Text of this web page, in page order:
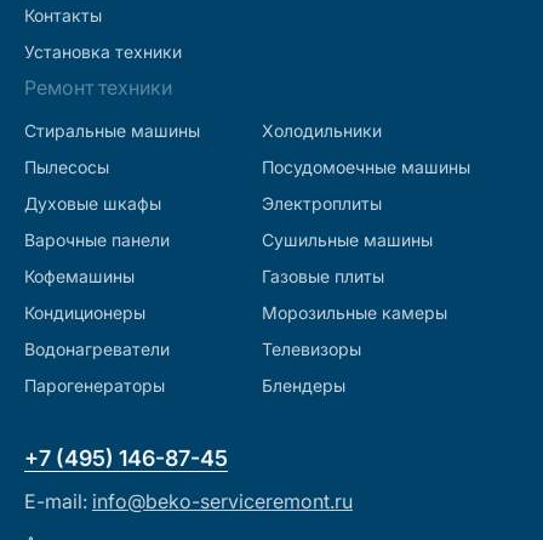
Контакты
Установка техники
Ремонт техники
Стиральные машины
Холодильники
Пылесосы
Посудомоечные машины
Духовые шкафы
Электроплиты
Варочные панели
Сушильные машины
Кофемашины
Газовые плиты
Кондиционеры
Морозильные камеры
Водонагреватели
Телевизоры
Парогенераторы
Блендеры
+7 (495) 146-87-45
E-mail: info@beko-serviceremont.ru